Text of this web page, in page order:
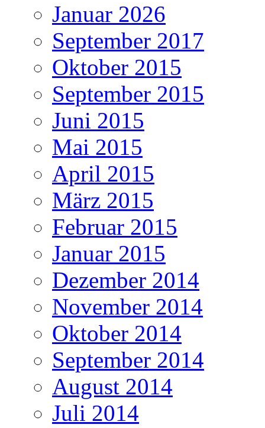
Januar 2026
September 2017
Oktober 2015
September 2015
Juni 2015
Mai 2015
April 2015
März 2015
Februar 2015
Januar 2015
Dezember 2014
November 2014
Oktober 2014
September 2014
August 2014
Juli 2014